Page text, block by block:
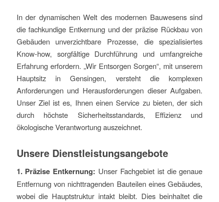
In der dynamischen Welt des modernen Bauwesens sind
die fachkundige Entkernung und der präzise Rückbau von
Gebäuden unverzichtbare Prozesse, die spezialisiertes
Know-how, sorgfältige Durchführung und umfangreiche
Erfahrung erfordern. „Wir Entsorgen Sorgen“, mit unserem
Hauptsitz in Gensingen, versteht die komplexen
Anforderungen und Herausforderungen dieser Aufgaben.
Unser Ziel ist es, Ihnen einen Service zu bieten, der sich
durch höchste Sicherheitsstandards, Effizienz und
ökologische Verantwortung auszeichnet.
Unsere Dienstleistungsangebote
1. Präzise Entkernung: Unser Fachgebiet ist die genaue
Entfernung von nichttragenden Bauteilen eines Gebäudes,
wobei die Hauptstruktur intakt bleibt. Dies beinhaltet die